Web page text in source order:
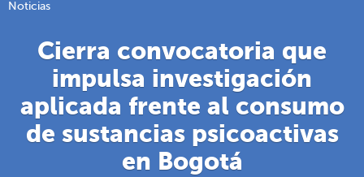
Noticias
Cierra convocatoria que
impulsa investigación
aplicada frente al consumo
de sustancias psicoactivas
en Bogotá​​